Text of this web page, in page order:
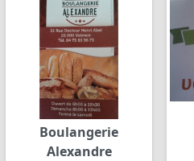
Boulangerie
Alexandre